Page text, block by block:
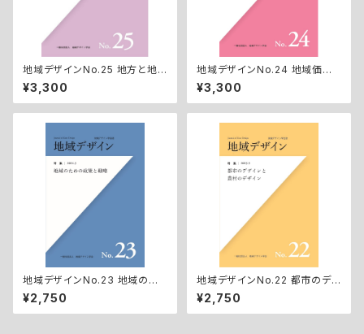
地域デザインNo.25 地方と地
域＆地方と中央
¥3,300
地域デザインNo.24 地域価値
発現方法の多様性
¥3,300
地域デザインNo.23 地域のた
めの政策と戦略
¥2,750
地域デザインNo.22 都市のデ
ザインと農村のデザイン
¥2,750